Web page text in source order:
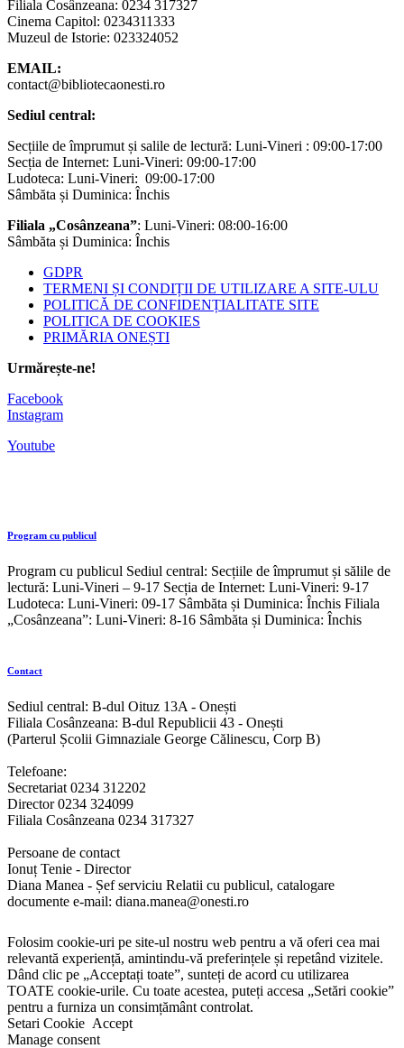
Filiala Cosânzeana: 0234 317327
Cinema Capitol: 0234311333
Muzeul de Istorie: 023324052
EMAIL:
contact@bibliotecaonesti.ro
Sediul central:
Secțiile de împrumut și salile de lectură: Luni-Vineri : 09:00-17:00
Secția de Internet: Luni-Vineri: 09:00-17:00
Ludoteca: Luni-Vineri: 09:00-17:00
Sâmbăta și Duminica: Închis
Filiala „Cosânzeana”: Luni-Vineri: 08:00-16:00
Sâmbăta și Duminica: Închis
GDPR
TERMENI ȘI CONDIȚII DE UTILIZARE A SITE-ULU
POLITICĂ DE CONFIDENȚIALITATE SITE
POLITICA DE COOKIES
PRIMĂRIA ONEȘTI
Urmărește-ne!
Facebook
Instagram
Youtube
Program cu publicul
Program cu publicul Sediul central: Secțiile de împrumut și sălile de
lectură: Luni-Vineri – 9-17 Secția de Internet: Luni-Vineri: 9-17
Ludoteca: Luni-Vineri: 09-17 Sâmbăta și Duminica: Închis Filiala
„Cosânzeana”: Luni-Vineri: 8-16 Sâmbăta și Duminica: Închis
Contact
Sediul central: B-dul Oituz 13A - Onești
Filiala Cosânzeana: B-dul Republicii 43 - Onești
(Parterul Școlii Gimnaziale George Călinescu, Corp B)
Telefoane:
Secretariat 0234 312202
Director 0234 324099
Filiala Cosânzeana 0234 317327
Persoane de contact
Ionuț Tenie - Director
Diana Manea - Șef serviciu Relatii cu publicul, catalogare
documente e-mail: diana.manea@onesti.ro
Folosim cookie-uri pe site-ul nostru web pentru a vă oferi cea mai
relevantă experiență, amintindu-vă preferințele și repetând vizitele.
Dând clic pe „Acceptați toate”, sunteți de acord cu utilizarea
TOATE cookie-urile. Cu toate acestea, puteți accesa „Setări cookie”
pentru a furniza un consimțământ controlat.
Setari Cookie Accept
Manage consent